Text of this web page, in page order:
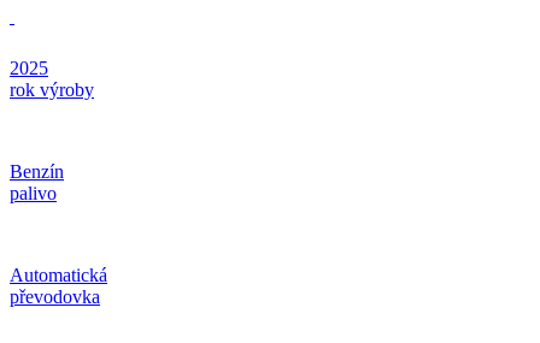
2025
rok výroby
Benzín
palivo
Automatická
převodovka